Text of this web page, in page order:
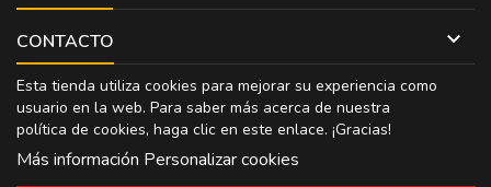
CONTACTO 
Esta tienda utiliza cookies para mejorar su experiencia como
usuario en la web. Para saber más acerca de nuestra
política de cookies, haga clic en este enlace. ¡Gracias!
Más información Personalizar cookies